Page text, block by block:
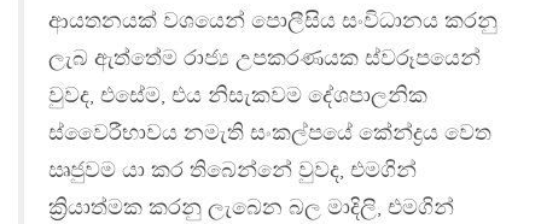
ආයතනයක් වශයෙන් පොලීසිය සංවිධානය කරනු
ලැබ ඇත්තේම රාජ්‍ය උපකරණයක ස්වරූපයෙන්
වුවද, එසේම, එය නිසැකවම දේශපාලනික
ස්වෛරීභාවය නමැති සංකල්පයේ කේන්ද්‍රය වෙත
ඍජුවම යා කර තිබෙන්නේ වුවද, එමගින්
ක්‍රියාත්මක කරනු ලැබෙන බල මාදිලි, එමගින්